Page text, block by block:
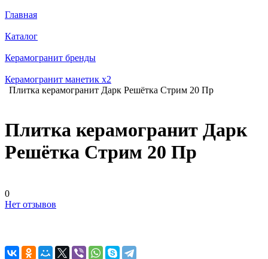
Главная
Каталог
Керамогранит бренды
Керамогранит манетик x2
Плитка керамогранит Дарк Решётка Стрим 20 Пр
Плитка керамогранит Дарк
Решётка Стрим 20 Пр
0
Нет отзывов